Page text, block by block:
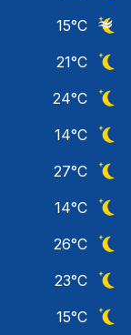
15°C
21°C
24°C
14°C
27°C
14°C
26°C
23°C
15°C